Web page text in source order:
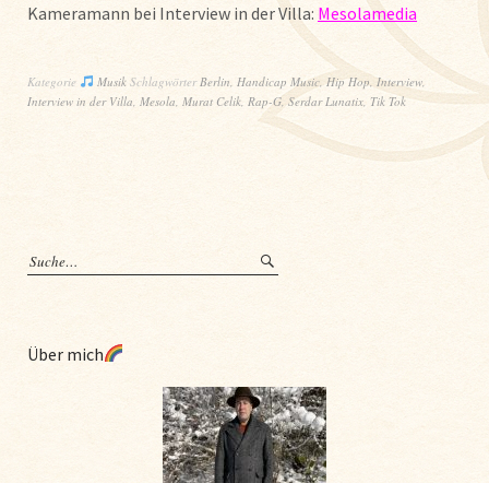
Kameramann bei Interview in der Villa: Mesolamedia
Kategorie Musik SchlagwörterBerlin, Handicap Music,Hip Hop,Interview,
Interview in der Villa, Mesola, Murat Celik, Rap-G, Serdar Lunatix, Tik Tok
Über mich